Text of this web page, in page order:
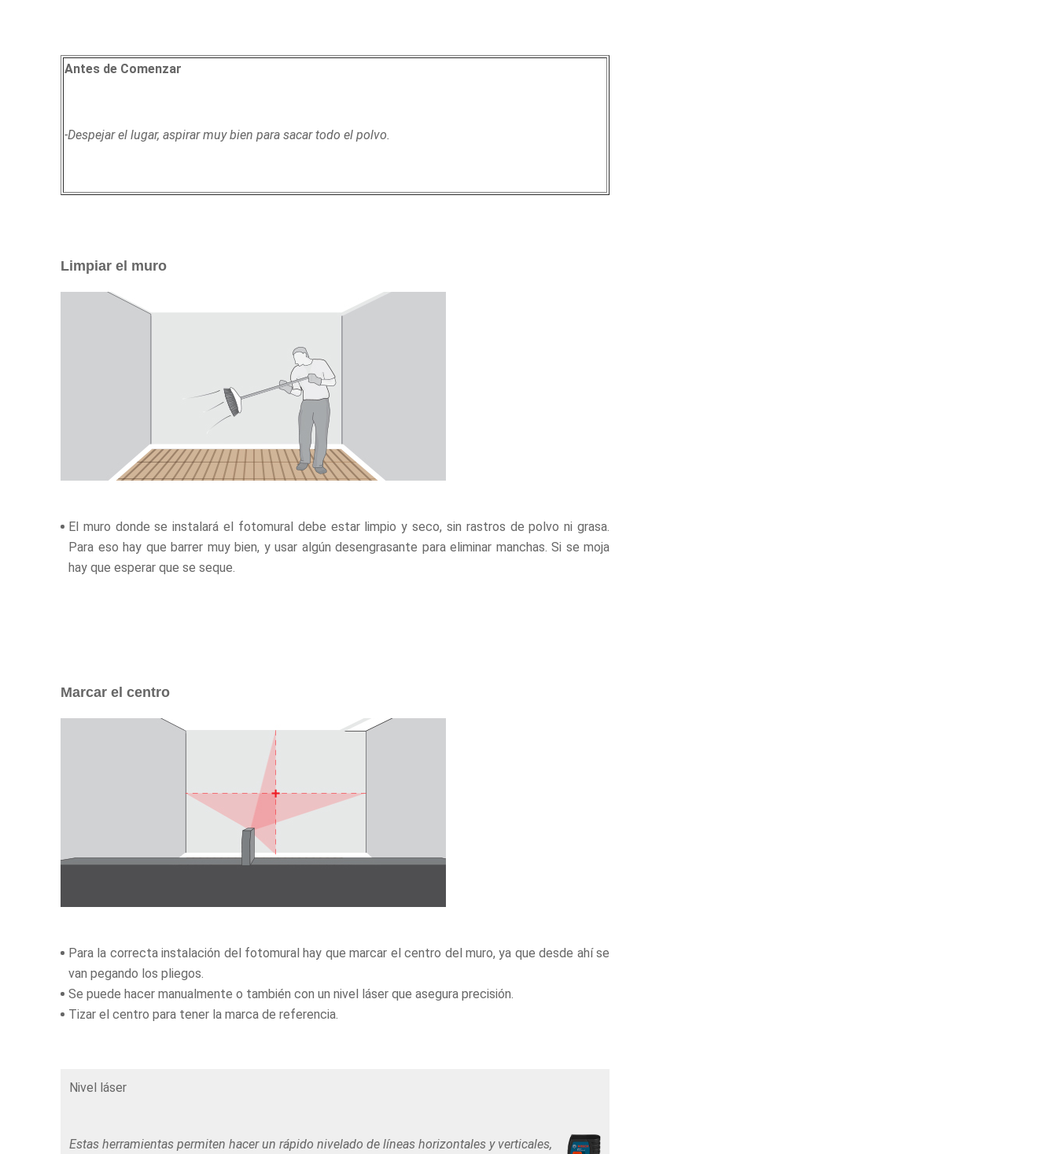
Antes de Comenzar
-Despejar el lugar, aspirar muy bien para sacar todo el polvo.
Limpiar el muro
El muro donde se instalará el fotomural debe estar limpio y seco, sin rastros de polvo ni grasa.
Para eso hay que barrer muy bien, y usar algún desengrasante para eliminar manchas. Si se moja
hay que esperar que se seque.
Marcar el centro
Para la correcta instalación del fotomural hay que marcar el centro del muro, ya que desde ahí se
van pegando los pliegos.
Se puede hacer manualmente o también con un nivel láser que asegura precisión.
Tizar el centro para tener la marca de referencia.
Nivel láser
Estas herramientas permiten hacer un rápido nivelado de líneas horizontales y verticales,